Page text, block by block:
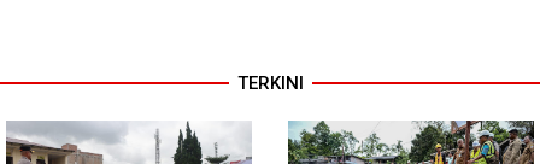
TERKINI